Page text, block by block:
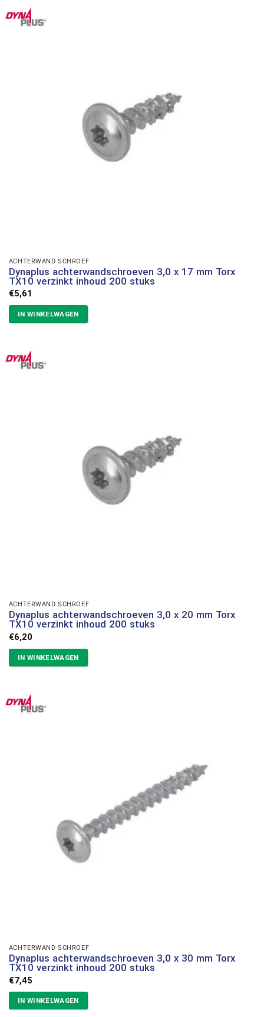
ACHTERWAND SCHROEF
Dynaplus achterwandschroeven 3,0 x 17 mm Torx
TX10 verzinkt inhoud 200 stuks
€5,61
IN WINKELWAGEN
ACHTERWAND SCHROEF
Dynaplus achterwandschroeven 3,0 x 20 mm Torx
TX10 verzinkt inhoud 200 stuks
€6,20
IN WINKELWAGEN
ACHTERWAND SCHROEF
Dynaplus achterwandschroeven 3,0 x 30 mm Torx
TX10 verzinkt inhoud 200 stuks
€7,45
IN WINKELWAGEN